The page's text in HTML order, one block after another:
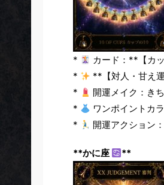
*
カード：**【カ
*
**【対人・甘え
*
開運メイク：き
*
ワンポイントカ
*
開運アクション
**かに座 **